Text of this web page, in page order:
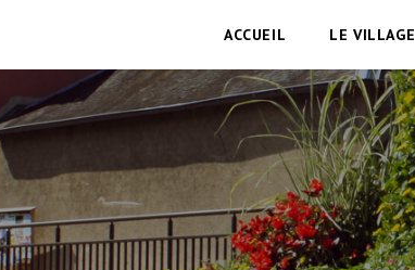
ACCUEIL LE VILLAGE